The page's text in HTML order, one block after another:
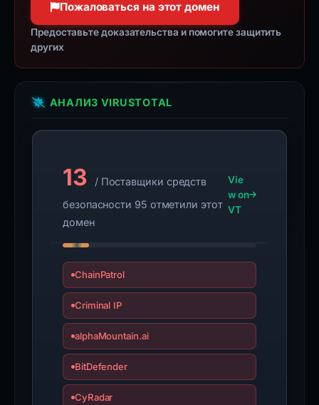
Пожаловаться на этот домен
Предоставьте доказательства и помогите защитить
других
АНАЛИЗ VIRUSTOTAL
13
/ Поставщики средств
безопасности 95 отметили этот
домен
Vie
w on
VT
ChainPatrol
Criminal IP
alphaMountain.ai
BitDefender
CyRadar